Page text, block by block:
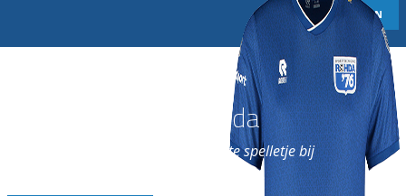
Word nu lid van Rohda
en geniet iedere week van het leukste spelletje bij